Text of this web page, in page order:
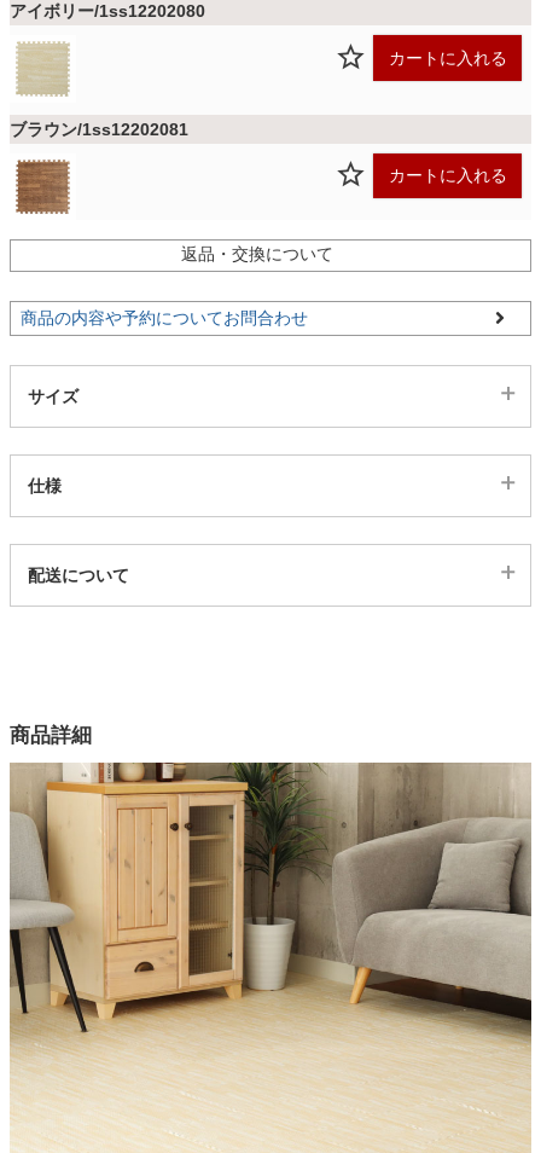
ラグ
マット
キッチン用品
ガーデン
タワー
アイボリー/1ss12202080
カートに入れる
ブラウン/1ss12202081
カートに入れる
返品・交換について
商品の内容や予約についてお問合わせ
サイズ
仕様
1ss12202080
2色
素材
ポリエチレン
サイズ
約2畳（171x171cm）
原産国
中国
配送について
商品詳細